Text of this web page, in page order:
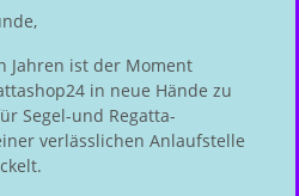
Jahren ist der Moment
in neue Hände zu
Segel-und Regatta-
verlässlichen Anlaufstelle